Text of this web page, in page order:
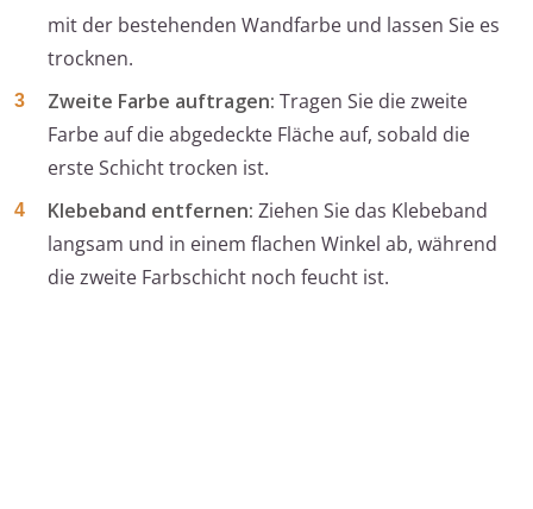
mit der bestehenden Wandfarbe und lassen Sie es
trocknen.
Zweite Farbe auftragen: Tragen Sie die zweite
Farbe auf die abgedeckte Fläche auf, sobald die
erste Schicht trocken ist.
Klebeband entfernen: Ziehen Sie das Klebeband
langsam und in einem flachen Winkel ab, während
die zweite Farbschicht noch feucht ist.